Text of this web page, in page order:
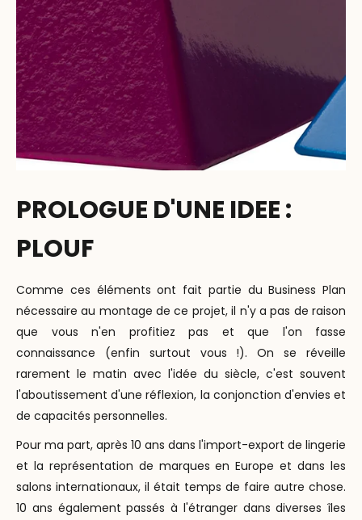
PROLOGUE D'UNE IDEE :
PLOUF
Comme ces éléments ont fait partie du Business Plan
nécessaire au montage de ce projet, il n'y a pas de raison
que vous n'en profitiez pas et que l'on fasse
connaissance (enfin surtout vous !). On se réveille
rarement le matin avec l'idée du siècle, c'est souvent
l'aboutissement d'une réflexion, la conjonction d'envies et
de capacités personnelles.
Pour ma part, après 10 ans dans l'import-export de lingerie
et la représentation de marques en Europe et dans les
salons internationaux, il était temps de faire autre chose.
10 ans également passés à l'étranger dans diverses îles